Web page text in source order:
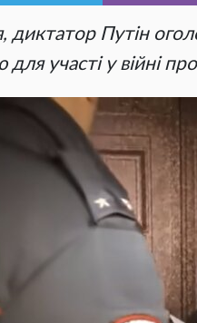
диктатор Путін
для участі у війні